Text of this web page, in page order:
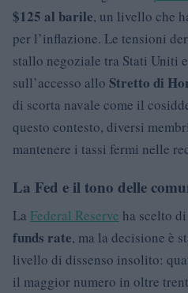
$125 al barile, un livello che
per l’inflazione. Le tensioni
stallo negoziale tra Stati Uniti
sull’accesso allo Stretto di
di scorta navale come il
questo contesto, diversi
mantenere i tassi fermi nelle
La Fed e il tono delle
La Federal Reserve ha scelto
funds rate, ma la decisione è
livello di dissenso insolito:
il maggior numero in oltre